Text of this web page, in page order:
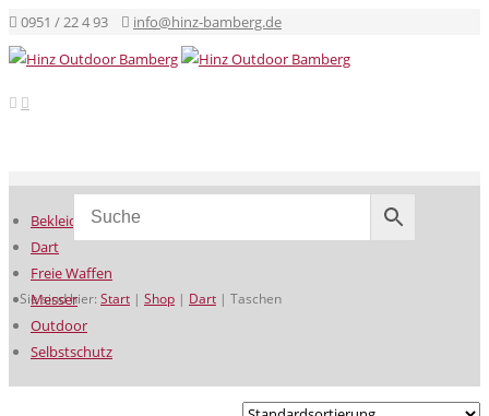
0951 / 22 4 93 info@hinz-bamberg.de
Sie sind hier: Start | Shop | Dart | Taschen
Bekleidung
Dart
Freie Waffen
Messer
Outdoor
Selbstschutz